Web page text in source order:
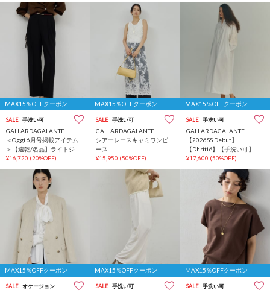
MAX15％OFFクーポン
SALE 手洗い可
GALLARDAGALANTE
＜Oggi 6月号掲載アイテム
＞【速乾/名品】ライトジャ
ージーワイドパンツ
¥16,720 (20%OFF)
MAX15％OFFクーポン
SALE 手洗い可
GALLARDAGALANTE
シアーレースキャミワンピ
ース
¥15,950 (50%OFF)
MAX15％OFFクーポン
SALE 手洗い可
GALLARDAGALANTE
【2026SS Debut】
【Dhritië】【手洗い可】刺
繍スリーブワンピース
¥17,600 (50%OFF)
MAX15％OFFクーポン
SALE オケージョン
MAX15％OFFクーポン
SALE 手洗い可
MAX15％OFFクーポン
SALE 手洗い可